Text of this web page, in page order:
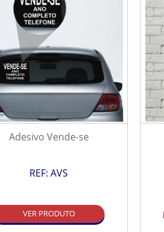
Adesivo Vende-se
REF: AVS
VER PRODUTO